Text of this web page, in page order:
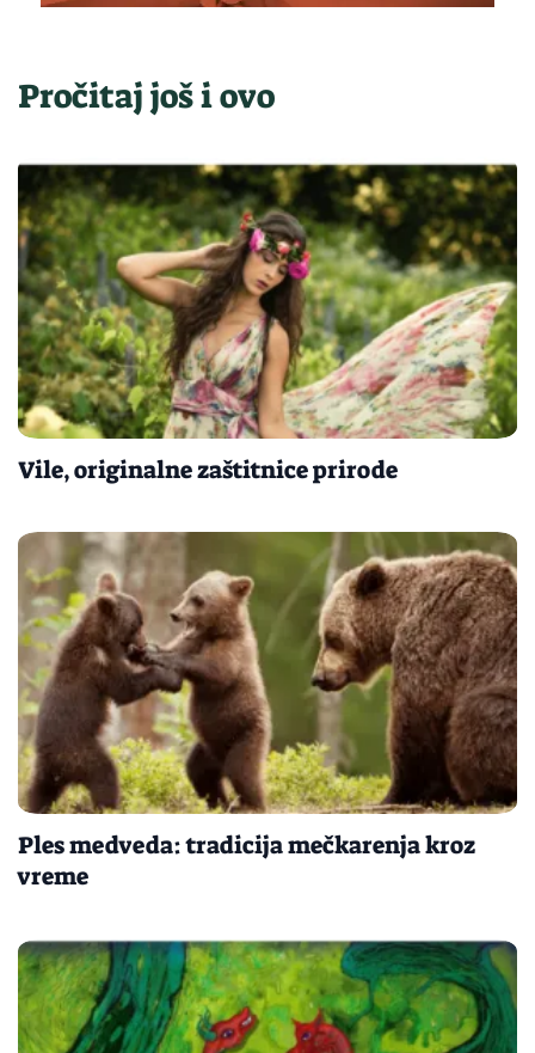
Pročitaj još i ovo
Vile, originalne zaštitnice prirode
Ples medveda: tradicija mečkarenja kroz
vreme